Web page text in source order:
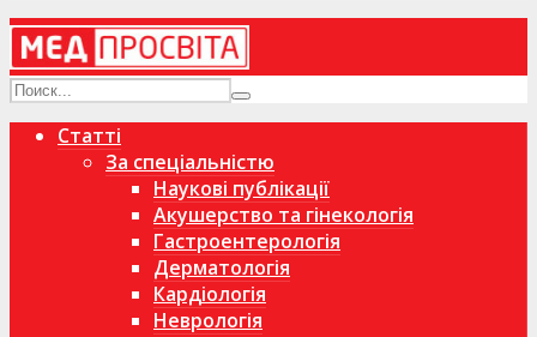
Статті
За спеціальністю
Наукові публікації
Акушерство та гінекологія
Гастроентерологія
Дерматологія
Кардіологія
Неврологія